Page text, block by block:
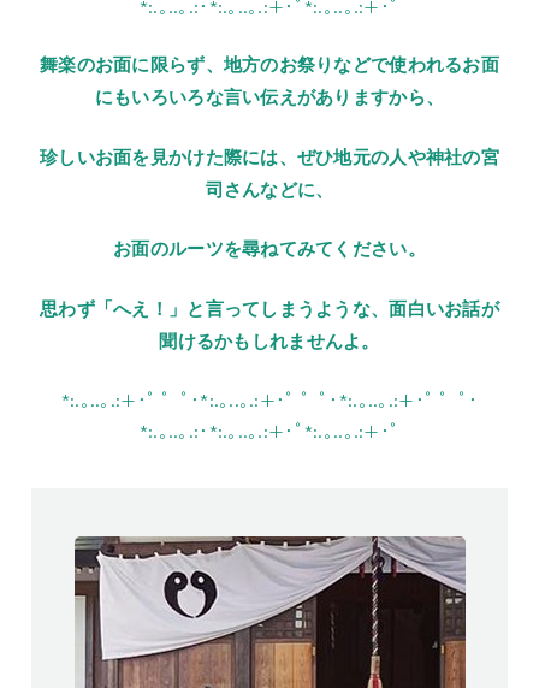
舞楽のお面に限らず、地方のお祭りなどで使われるお面
にもいろいろな言い伝えがありますから、
珍しいお面を見かけた際には、ぜひ地元の人や神社の宮
司さんなどに、
お面のルーツを尋ねてみてください。
思わず「へえ！」と言ってしまうような、面白いお話が
聞けるかもしれませんよ。
*:.｡..｡.:+･ﾟ ゜ﾟ･*:.｡..｡.:+･ﾟ ゜ﾟ･*:.｡..｡.:+･ﾟ ゜ﾟ･
*:.｡..｡.:･*:.｡..｡.:+･ﾟ*:.｡..｡.:+･ﾟ